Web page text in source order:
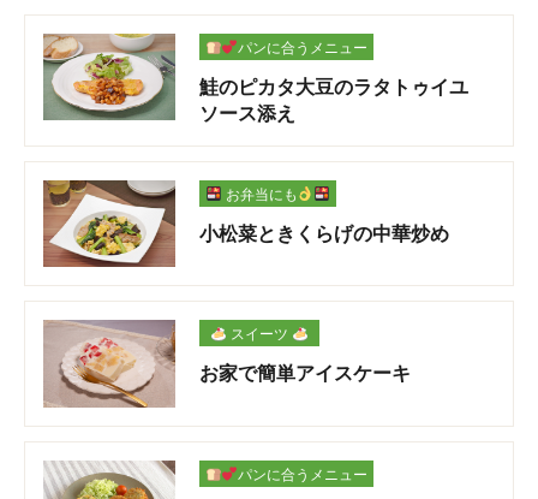
パンに合うメニュー
鮭のピカタ大豆のラタトゥイユ
ソース添え
お弁当にも
小松菜ときくらげの中華炒め
スイーツ
お家で簡単アイスケーキ
パンに合うメニュー